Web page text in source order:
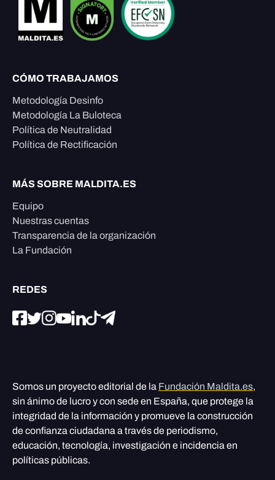
CÓMO TRABAJAMOS
Metodología Desinfo
Metodología La Buloteca
Política de Neutralidad
Política de Rectificación
MÁS SOBRE MALDITA.ES
Equipo
Nuestras cuentas
Transparencia de la organización
La Fundación
REDES
Somos un proyecto editorial de la Fundación Maldita.es,
sin ánimo de lucro y con sede en España, que protege la
integridad de la información y promueve la construcción
de confianza ciudadana a través de periodismo,
educación, tecnología, investigación e incidencia en
políticas públicas.